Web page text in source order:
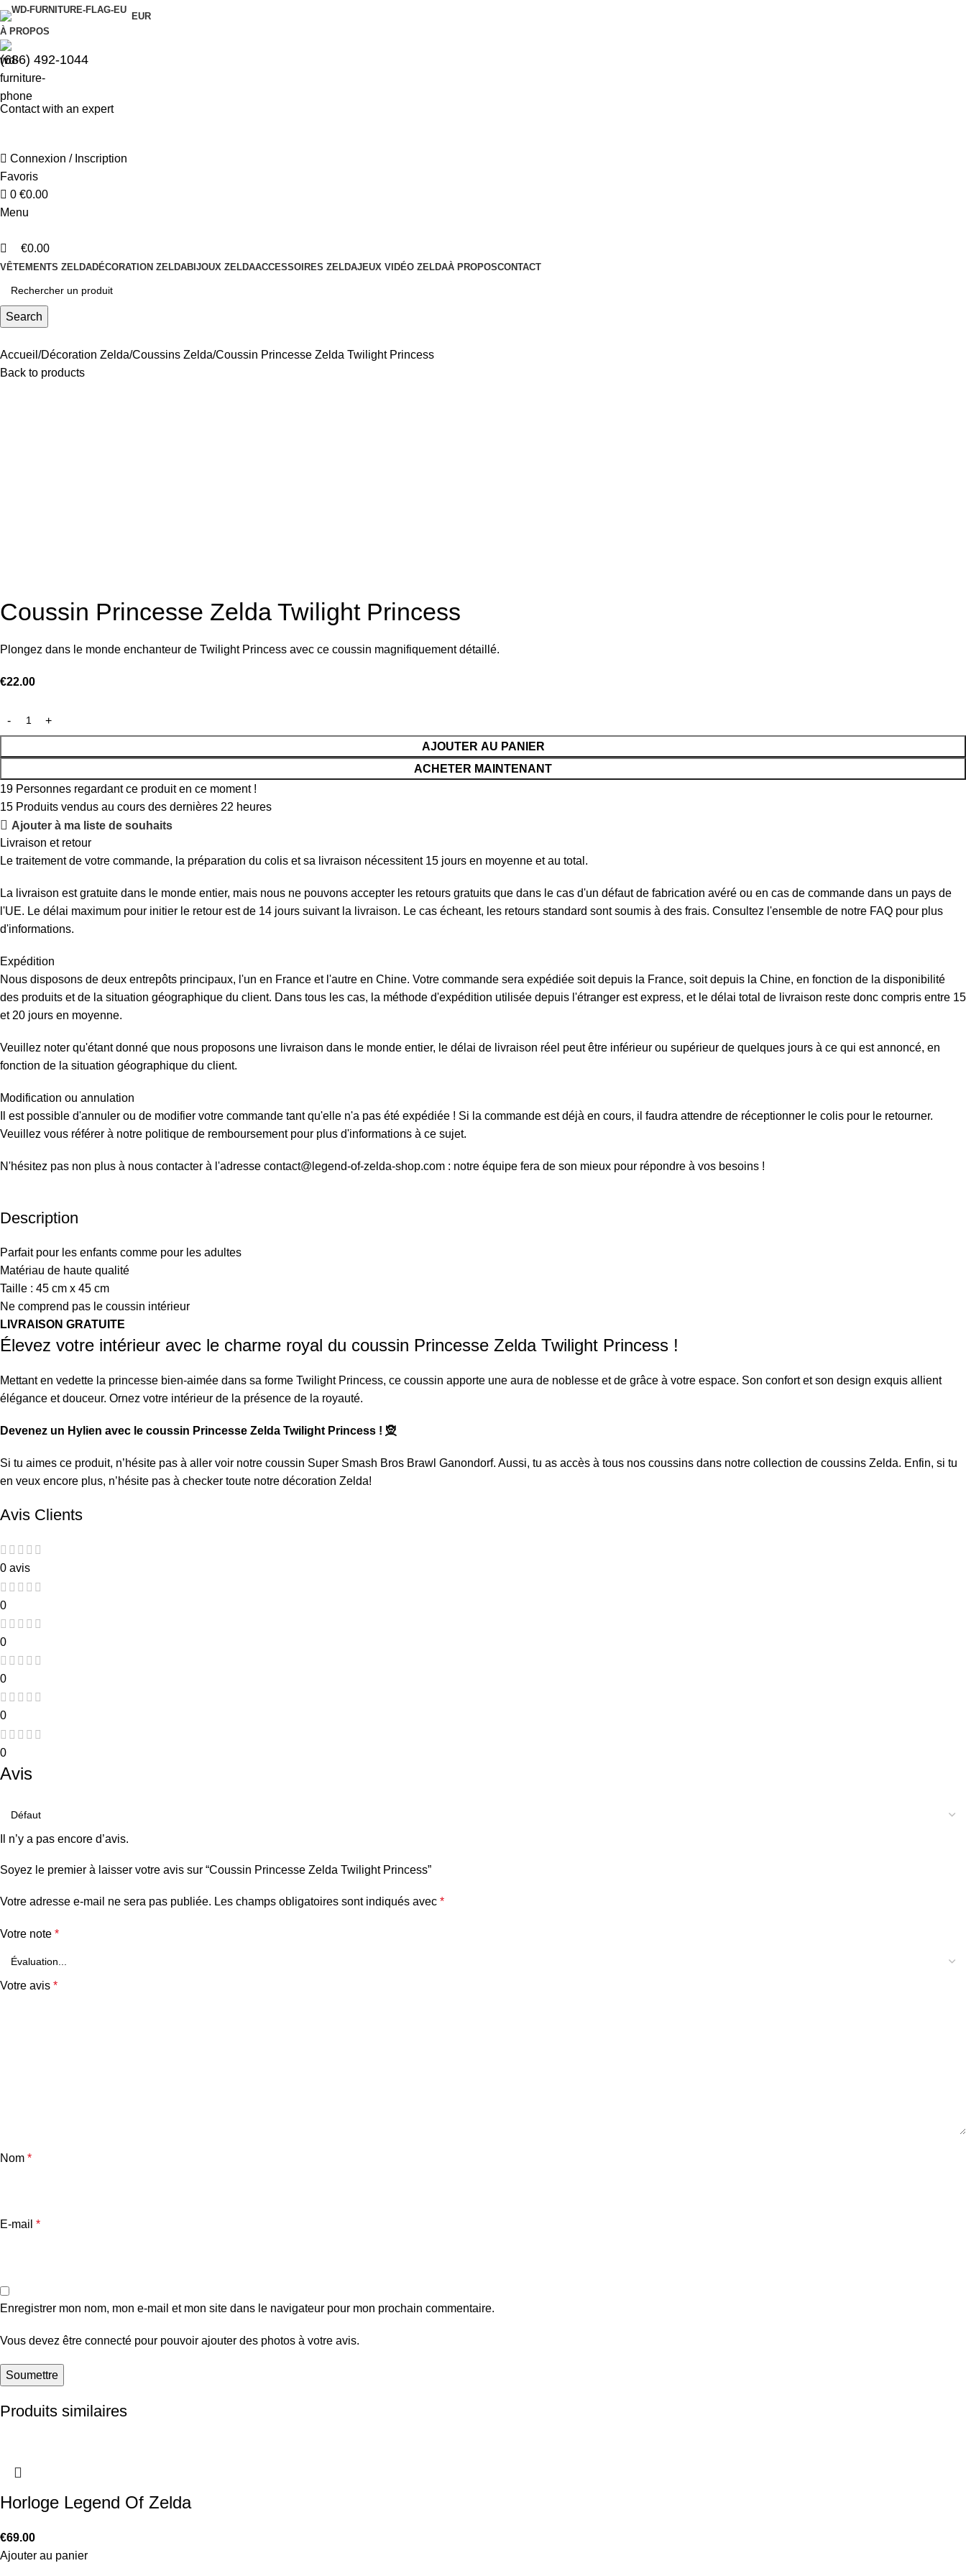
EUR
À PROPOS
(686) 492-1044
Contact with an expert
Connexion / Inscription
Favoris
0 €0.00
Menu
€0.00
VÊTEMENTS ZELDADÉCORATION ZELDABIJOUX ZELDAACCESSOIRES ZELDAJEUX VIDÉO ZELDAÀ PROPOSCONTACT
Search
Accueil Décoration Zelda Coussins Zelda Coussin Princesse Zelda Twilight Princess
Back to products
Coussin Princesse Zelda Twilight Princess
Plongez dans le monde enchanteur de Twilight Princess avec ce coussin magnifiquement détaillé.
€22.00
AJOUTER AU PANIER
ACHETER MAINTENANT
19 Personnes regardant ce produit en ce moment !
15 Produits vendus au cours des dernières 22 heures
Ajouter à ma liste de souhaits
Livraison et retour
Le traitement de votre commande, la préparation du colis et sa livraison nécessitent 15 jours en moyenne et au total.
La livraison est gratuite dans le monde entier, mais nous ne pouvons accepter les retours gratuits que dans le cas d'un défaut de fabrication avéré ou en cas de commande dans un pays de
l'UE. Le délai maximum pour initier le retour est de 14 jours suivant la livraison. Le cas écheant, les retours standard sont soumis à des frais. Consultez l'ensemble de notre FAQ pour plus
d'informations.
Expédition
Nous disposons de deux entrepôts principaux, l'un en France et l'autre en Chine. Votre commande sera expédiée soit depuis la France, soit depuis la Chine, en fonction de la disponibilité
des produits et de la situation géographique du client. Dans tous les cas, la méthode d'expédition utilisée depuis l'étranger est express, et le délai total de livraison reste donc compris entre 15
et 20 jours en moyenne.
Veuillez noter qu'étant donné que nous proposons une livraison dans le monde entier, le délai de livraison réel peut être inférieur ou supérieur de quelques jours à ce qui est annoncé, en
fonction de la situation géographique du client.
Modification ou annulation
Il est possible d'annuler ou de modifier votre commande tant qu'elle n'a pas été expédiée ! Si la commande est déjà en cours, il faudra attendre de réceptionner le colis pour le retourner.
Veuillez vous référer à notre politique de remboursement pour plus d'informations à ce sujet.
N'hésitez pas non plus à nous contacter à l'adresse contact@legend-of-zelda-shop.com : notre équipe fera de son mieux pour répondre à vos besoins !
Description
Parfait pour les enfants comme pour les adultes
Matériau de haute qualité
Taille : 45 cm x 45 cm
Ne comprend pas le coussin intérieur
LIVRAISON GRATUITE
Élevez votre intérieur avec le charme royal du coussin Princesse Zelda Twilight Princess !
Mettant en vedette la princesse bien-aimée dans sa forme Twilight Princess, ce coussin apporte une aura de noblesse et de grâce à votre espace. Son confort et son design exquis allient
élégance et douceur. Ornez votre intérieur de la présence de la royauté.
Devenez un Hylien avec le coussin Princesse Zelda Twilight Princess ! 🧝
Si tu aimes ce produit, n’hésite pas à aller voir notre coussin Super Smash Bros Brawl Ganondorf. Aussi, tu as accès à tous nos coussins dans notre collection de coussins Zelda. Enfin, si tu
en veux encore plus, n’hésite pas à checker toute notre décoration Zelda!
Avis Clients
0 avis
0
0
0
0
0
Avis
Il n’y a pas encore d’avis.
Soyez le premier à laisser votre avis sur “Coussin Princesse Zelda Twilight Princess”
Votre adresse e-mail ne sera pas publiée. Les champs obligatoires sont indiqués avec *
Votre note *
Votre avis *
Nom *
E-mail *
Enregistrer mon nom, mon e-mail et mon site dans le navigateur pour mon prochain commentaire.
Vous devez être connecté pour pouvoir ajouter des photos à votre avis.
Produits similaires
Horloge Legend Of Zelda
€69.00
Ajouter au panier